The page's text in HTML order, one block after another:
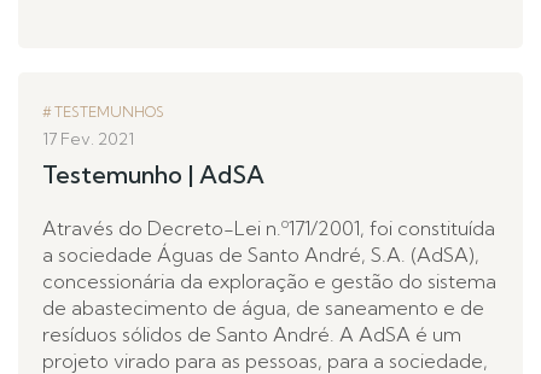
TESTEMUNHOS
17 Fev. 2021
Testemunho | AdSA
Através do Decreto-Lei n.º171/2001, foi constituída
a sociedade Águas de Santo André, S.A. (AdSA),
concessionária da exploração e gestão do sistema
de abastecimento de água, de saneamento e de
resíduos sólidos de Santo André. A AdSA é um
projeto virado para as pessoas, para a sociedade,